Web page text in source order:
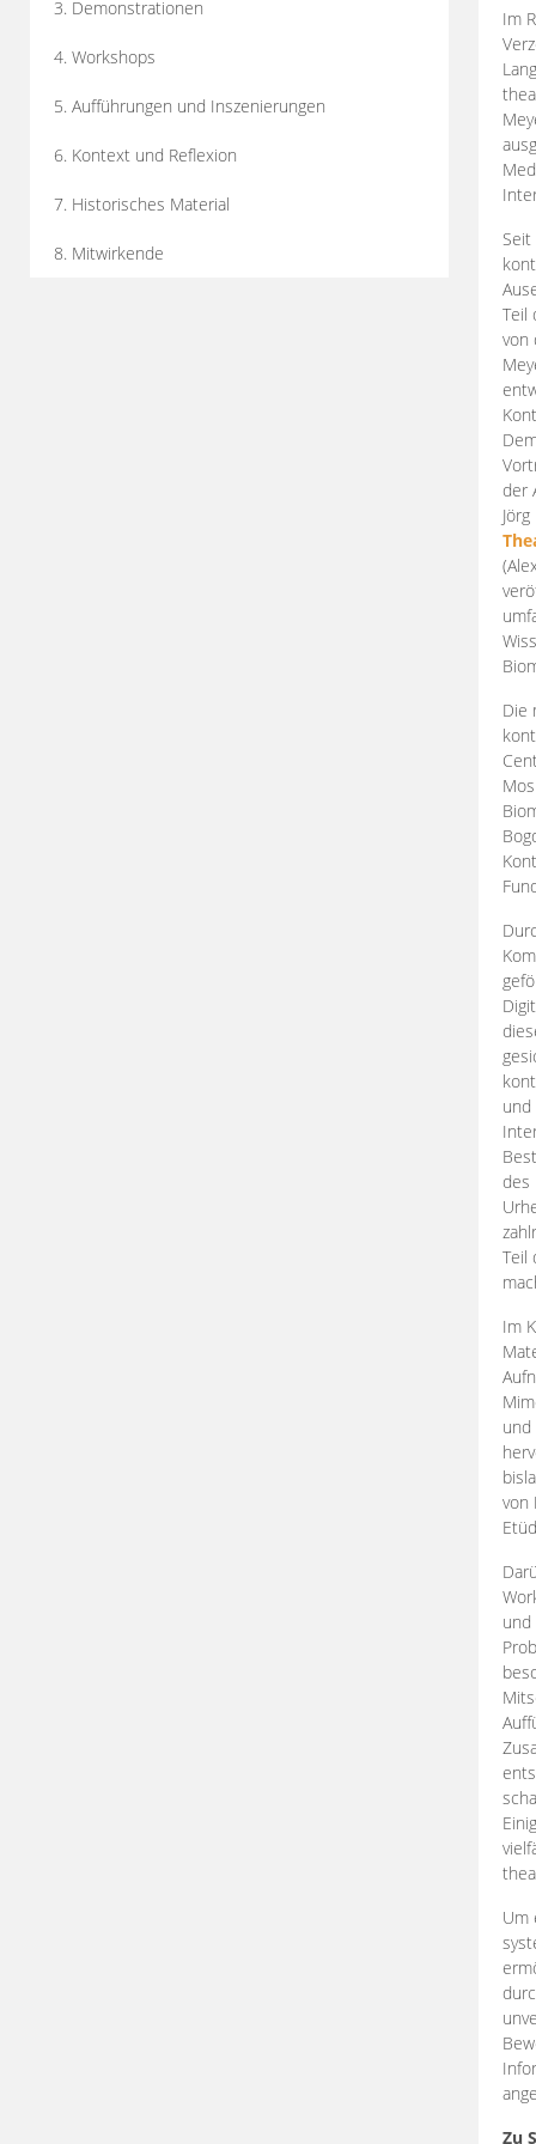
3. Demonstrationen
4. Workshops
5. Aufführungen und Inszenierungen
6. Kontext und Reflexion
7. Historisches Material
8. Mitwirkende
Im
Teil
von
der
Die
des
Teil
Im
und
von
und
Um
Zu